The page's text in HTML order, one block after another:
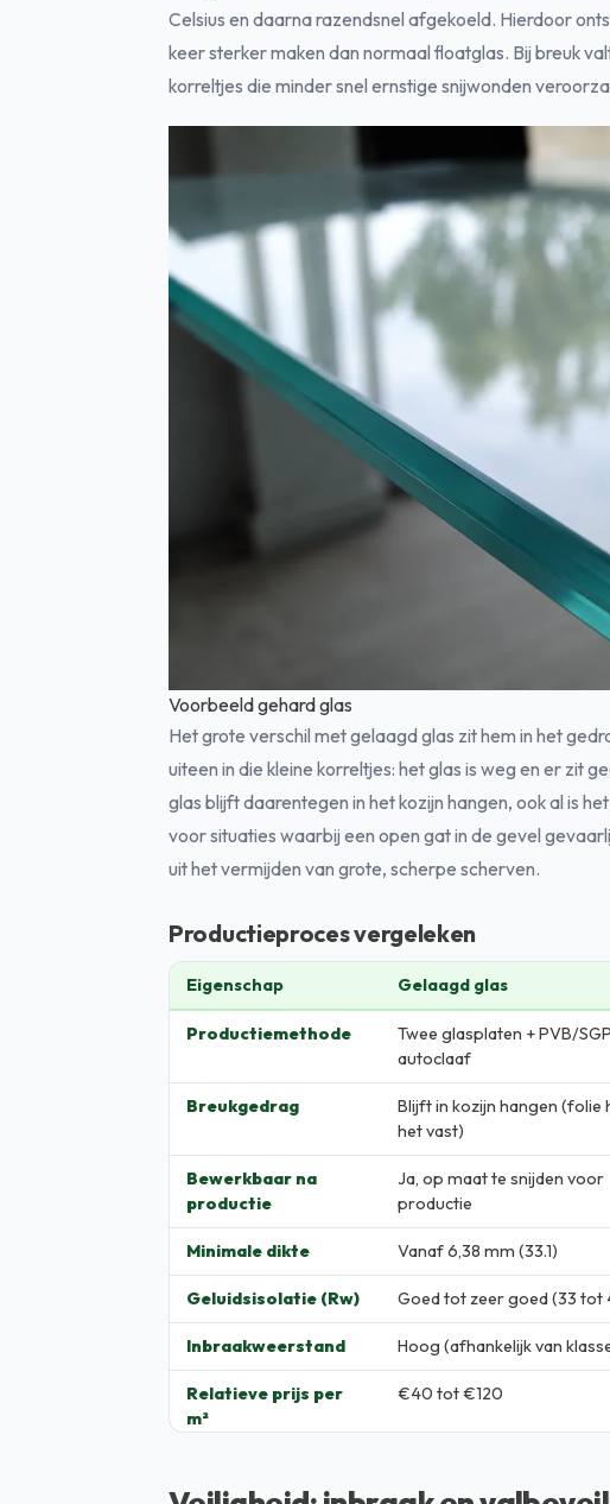
Celsius en daarna razendsnel afgekoeld. Hierdoor
keer sterker maken dan normaal floatglas. Bij breuk
korreltjes die minder snel ernstige snijwonden
Voorbeeld gehard glas
Het grote verschil met gelaagd glas zit hem in het
uiteen in die kleine korreltjes: het glas is weg en er zit
glas blijft daarentegen in het kozijn hangen, ook al is
voor situaties waarbij een open gat in de gevel
uit het vermijden van grote, scherpe scherven.
Productieproces vergeleken
Eigenschap Gelaagd glas
Productiemethode
Twee glasplaten + PVB/
autoclaaf
Breukgedrag
Blijft in kozijn hangen (folie
het vast)
Bewerkbaar na
productie
Ja, op maat te snijden voor
productie
Minimale dikte Vanaf 6,38 mm (33.1)
Geluidsisolatie (Rw) Goed tot zeer goed (33 tot
Inbraakweerstand Hoog (afhankelijk van
Relatieve prijs per
m²
€40 tot €120